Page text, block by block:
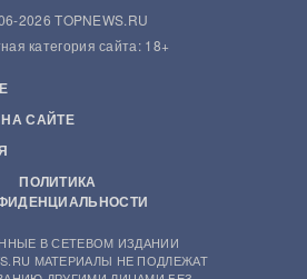
2026 TOPNEWS.RU
категория сайта: 18+
САЙТЕ
ПОЛИТИКА
В СЕТЕВОМ ИЗДАНИИ
МАТЕРИАЛЫ НЕ ПОДЛЕЖАТ